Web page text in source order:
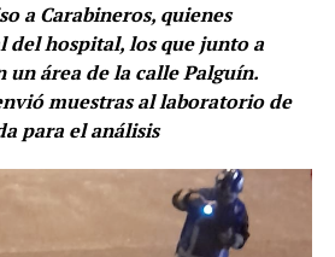
a Carabineros, quienes
delhospital, los que junto a
área de la calle Palguín.
muestras al laboratorio de
para el análisis